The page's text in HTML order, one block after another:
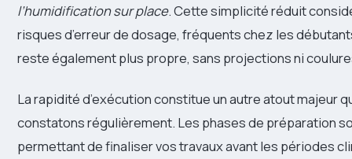
l’humidification sur place. Cette simplicité réduit
risques d’erreur de dosage, fréquents chez les
reste également plus propre, sans projections ni
La rapidité d’exécution constitue un autre atout majeur
constatons régulièrement. Les phases de préparation
permettant de finaliser vos travaux avant les périodes